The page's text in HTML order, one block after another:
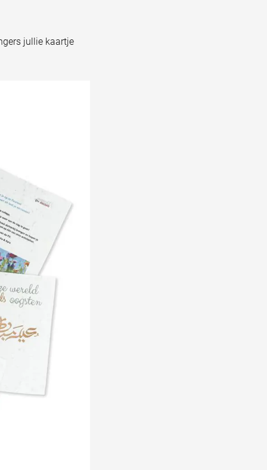
jullie kaartje